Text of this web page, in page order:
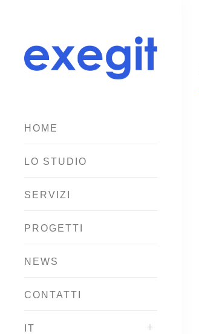
HOME
LO STUDIO
SERVIZI
PROGETTI
NEWS
CONTATTI
IT